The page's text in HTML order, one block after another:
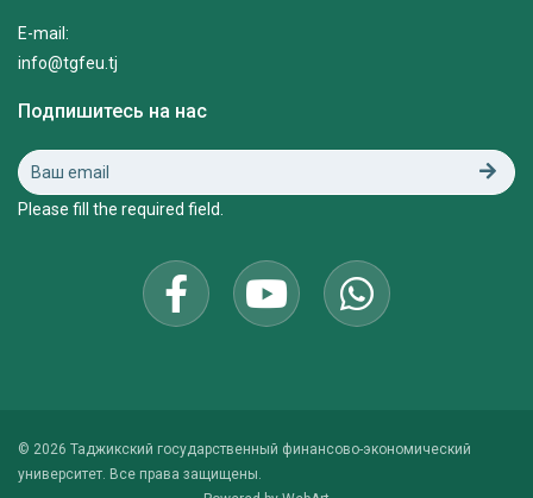
E-mail:
info@tgfeu.tj
Подпишитесь на нас
Please fill the required field.
© 2026 Таджикский государственный финансово-экономический
университет. Все права защищены.